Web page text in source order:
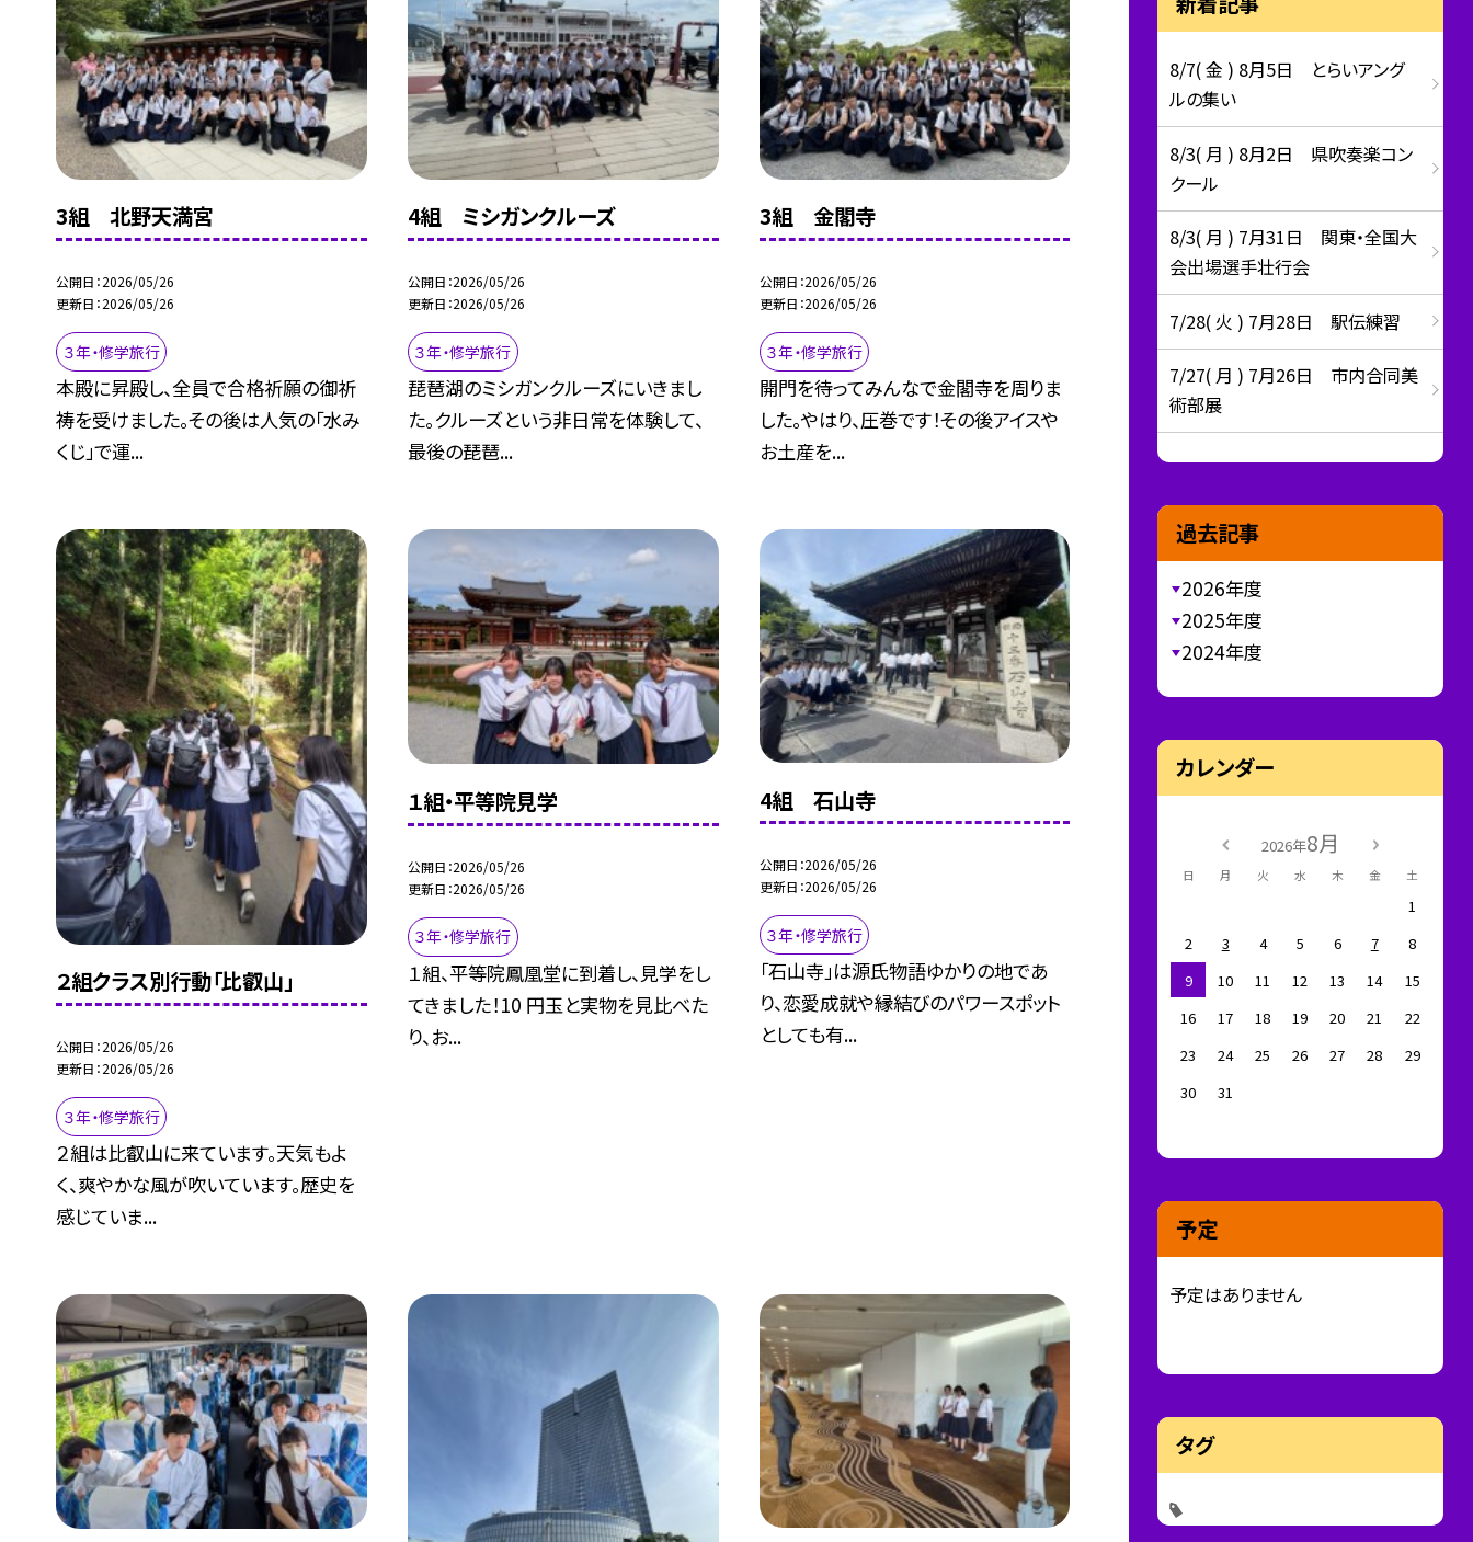
3組 北野天満宮
公開日 2026/05/26
更新日 2026/05/26
３年・修学旅行
本殿に昇殿し、全員で合格祈願の御祈
祷を受けました。その後は人気の「水み
くじ」で運...
4組 ミシガンクルーズ
公開日 2026/05/26
更新日 2026/05/26
３年・修学旅行
琵琶湖のミシガンクルーズにいきまし
た。クルーズという非日常を体験して、
最後の琵琶...
3組 金閣寺
公開日 2026/05/26
更新日 2026/05/26
３年・修学旅行
開門を待ってみんなで金閣寺を周りま
した。やはり、圧巻です！その後アイスや
お土産を...
２組クラス別行動「比叡山」
公開日 2026/05/26
更新日 2026/05/26
３年・修学旅行
２組は比叡山に来ています。天気もよ
く、爽やかな風が吹いています。歴史を
感じていま...
１組・平等院見学
公開日 2026/05/26
更新日 2026/05/26
３年・修学旅行
１組、平等院鳳凰堂に到着し、見学をし
てきました！10 円玉と実物を見比べた
り、お...
4組 石山寺
公開日 2026/05/26
更新日 2026/05/26
３年・修学旅行
「石山寺」は源氏物語ゆかりの地であ
り、恋愛成就や縁結びのパワースポット
としても有...
8/7( 金 ) 8月5日 とらいアング
ルの集い
8/3( 月 ) 8月2日 県吹奏楽コン
クール
8/3( 月 ) 7月31日 関東・全国大
会出場選手壮行会
7/28( 火 ) 7月28日 駅伝練習
7/27( 月 ) 7月26日 市内合同美
術部展
過去記事
2026年度
2025年度
2024年度
カレンダー
2026年8月
日 月 火 水 木 金 土
1
2
3 4 5 6 7
8
9
10 11 12 13 14
15
16
17 18 19 20 21
22
23
24 25 26 27 28
29
30
31
予定
予定はありません
タグ